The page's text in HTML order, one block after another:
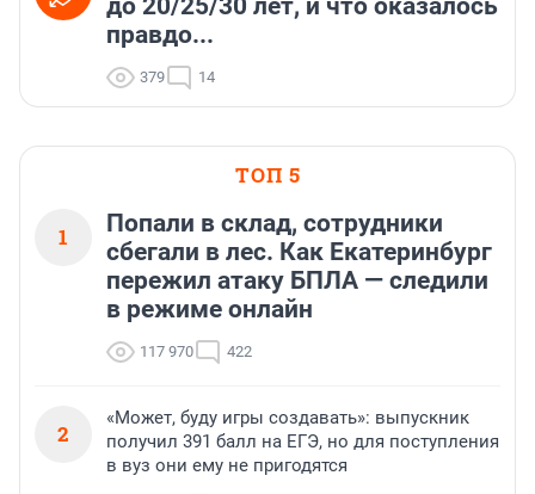
правдо...
379 14
ТОП 5
1
Попали в склад, сотрудники
сбегали в лес. Как Екатеринбург
пережил атаку БПЛА — следили
в режиме онлайн
117 970 422
2
«Может, буду игры создавать»: выпускник
получил 391 балл на ЕГЭ, но для поступления
в вуз они ему не пригодятся